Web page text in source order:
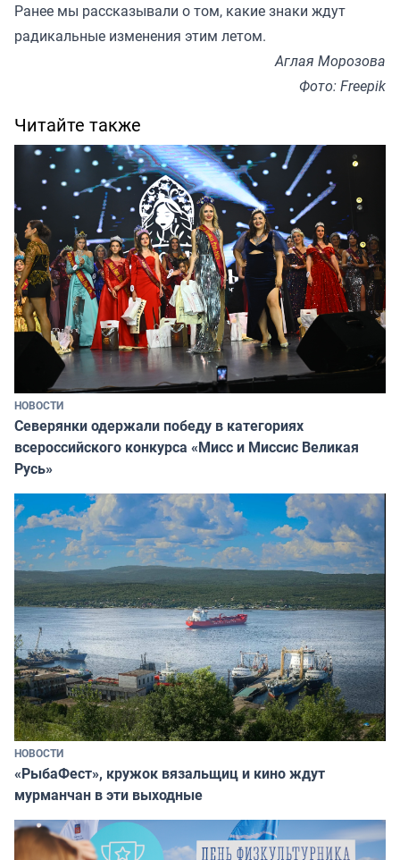
Ранее мы рассказывали о том, какие знаки ждут
радикальные изменения этим летом.
Аглая Морозова
Фото: Freepik
Читайте также
НОВОСТИ
Северянки одержали победу в категориях
всероссийского конкурса «Мисс и Миссис Великая
Русь»
НОВОСТИ
«РыбаФест», кружок вязальщиц и кино ждут
мурманчан в эти выходные